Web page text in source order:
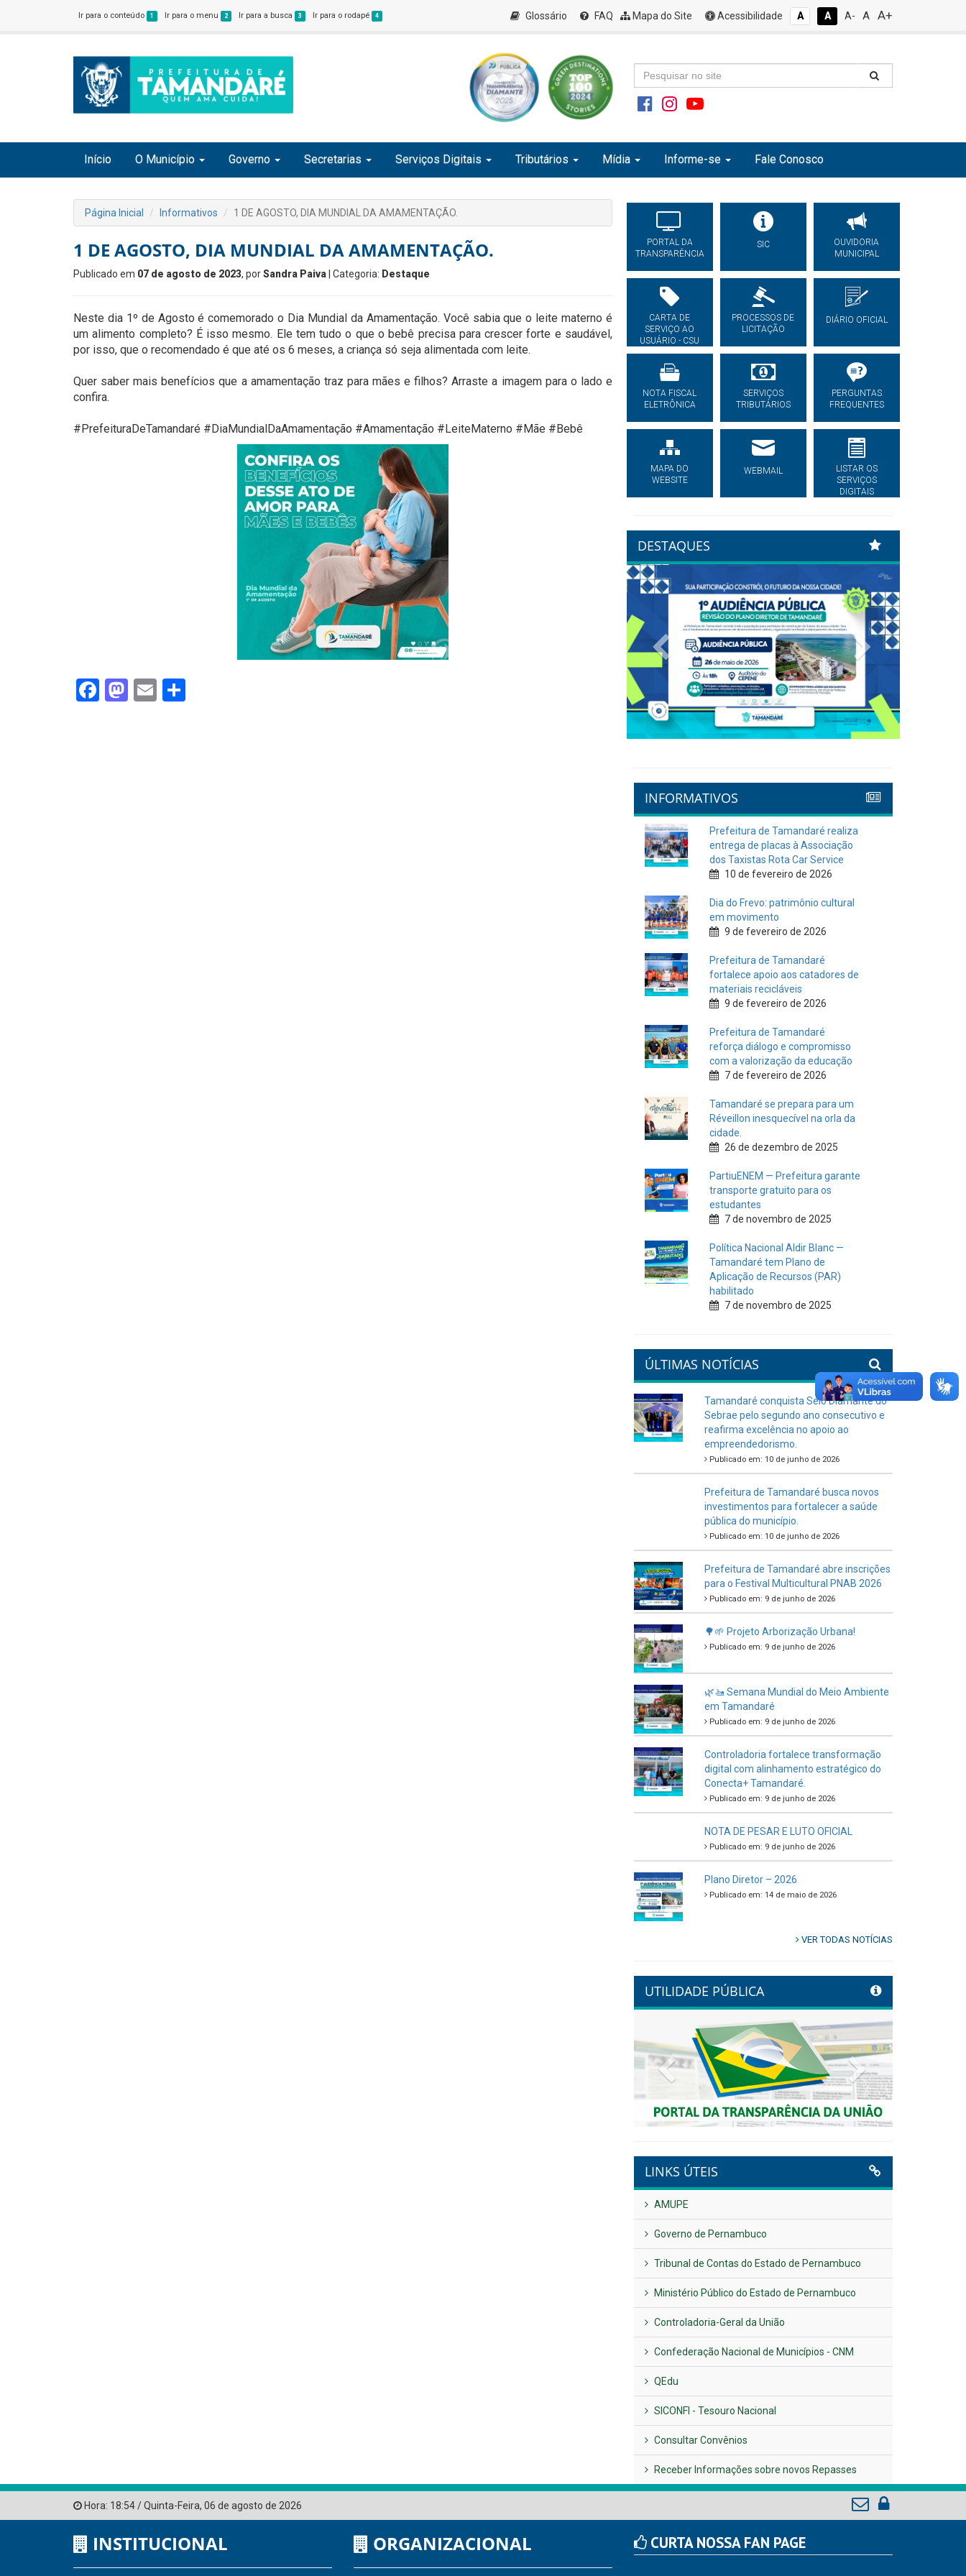
Ir para o conteúdo 1 Ir para o menu 2 Ir para a busca 3 Ir para o rodapé 4 Glossário FAQ Mapa do Site Acessibilidade A A A- A A+
Início O Município Governo Secretarias Serviços Digitais Tributários Mídia Informe-se Fale Conosco
Página Inicial Informativos 1 DE AGOSTO, DIA MUNDIAL DA AMAMENTAÇÃO.
1 DE AGOSTO, DIA MUNDIAL DA AMAMENTAÇÃO.
Publicado em 07 de agosto de 2023, porSandra Paiva | Categoria: Destaque
Neste dia 1º de Agosto é comemorado o Dia Mundial da Amamentação. Você sabia que o leite materno é
um alimento completo? É isso mesmo. Ele tem tudo o que o bebê precisa para crescer forte e saudável,
por isso, que o recomendado é que até os 6 meses, a criança só seja alimentada com leite. ⠀
Quer saber mais benefícios que a amamentação traz para mães e filhos? Arraste a imagem para o lado e
confira.⠀
#PrefeituraDeTamandaré #DiaMundialDaAmamentação #Amamentação #LeiteMaterno #Mãe #Bebê
Facebook
Mastodon
Email
PORTAL DA
TRANSPARÊNCIA
SIC
OUVIDORIA
MUNICIPAL
CARTA DE
SERVIÇO AO
USUÁRIO - CSU
PROCESSOS DE
LICITAÇÃO
DIÁRIO OFICIAL
NOTA FISCAL
ELETRÔNICA
SERVIÇOS
TRIBUTÁRIOS
PERGUNTAS
FREQUENTES
MAPA DO
WEBSITE
WEBMAIL
LISTAR OS
SERVIÇOS
DIGITAIS
DESTAQUES
Previous Next
INFORMATIVOS
Prefeitura de Tamandaré realiza
entrega de placas à Associação
dos Taxistas Rota Car Service
10 de fevereiro de 2026
Dia do Frevo: patrimônio cultural
em movimento
9 de fevereiro de 2026
Prefeitura de Tamandaré
fortalece apoio aos catadores de
materiais recicláveis
9 de fevereiro de 2026
Prefeitura de Tamandaré
reforça diálogo e compromisso
com a valorização da educação
7 de fevereiro de 2026
Tamandaré se prepara para um
Réveillon inesquecível na orla da
cidade.
26 de dezembro de 2025
PartiuENEM — Prefeitura garante
transporte gratuito para os
estudantes
7 de novembro de 2025
Política Nacional Aldir Blanc —
Tamandaré tem Plano de
Aplicação de Recursos (PAR)
habilitado
7 de novembro de 2025
ÚLTIMAS NOTÍCIAS
Tamandaré conquista Selo Diamante do
Sebrae pelo segundo ano consecutivo e
reafirma excelência no apoio ao
empreendedorismo.
Publicado em: 10 de junho de 2026
Prefeitura de Tamandaré busca novos
investimentos para fortalecer a saúde
pública do município.
Publicado em: 10 de junho de 2026
Prefeitura de Tamandaré abre inscrições
para o Festival Multicultural PNAB 2026
Publicado em: 9 de junho de 2026
🌳🌱 Projeto Arborização Urbana!
Publicado em: 9 de junho de 2026
🌿🚤 Semana Mundial do Meio Ambiente
em Tamandaré
Publicado em: 9 de junho de 2026
Controladoria fortalece transformação
digital com alinhamento estratégico do
Conecta+ Tamandaré.
Publicado em: 9 de junho de 2026
NOTA DE PESAR E LUTO OFICIAL
Publicado em: 9 de junho de 2026
Plano Diretor – 2026
Publicado em: 14 de maio de 2026
VER TODAS NOTÍCIAS
UTILIDADE PÚBLICA
Previous Next
LINKS ÚTEIS
AMUPE
Governo de Pernambuco
Tribunal de Contas do Estado de Pernambuco
Ministério Público do Estado de Pernambuco
Controladoria-Geral da União
Confederação Nacional de Municípios - CNM
QEdu
SICONFI - Tesouro Nacional
Consultar Convênios
Receber Informações sobre novos Repasses
Hora: 18:54/Quinta-Feira, 06 de agosto de 2026
INSTITUCIONAL ORGANIZACIONAL CURTA NOSSA FAN PAGE